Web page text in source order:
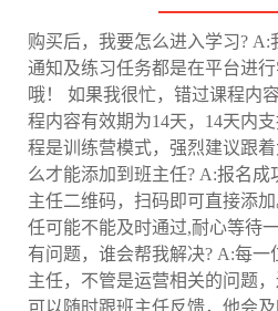
购买后，我要怎么进入学习?
通知及练习任务都是在平台进
哦！ 如果我很忙，错过课程内
程内容有效期为14天，14天内
程是训练营模式，强烈建议跟
么才能添加到班主任? A:报名
主任二维码，扫码即可直接添
任可能不能及时通过,耐心等待
有问题，谁会帮我解决? A:每
主任，不管是运营相关的问题